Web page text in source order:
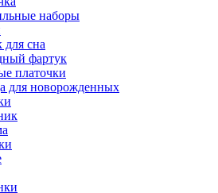
наборы
сна
фартук
платочки
для новорожденных